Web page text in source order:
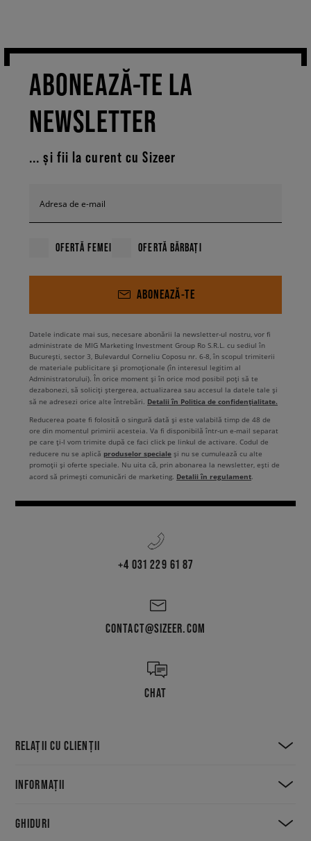
ABONEAZĂ-TE LA
NEWSLETTER
... și fii la curent cu Sizeer
Adresa de e-mail
OFERTĂ FEMEI OFERTĂ BĂRBAȚI
ABONEAZĂ-TE
Datele indicate mai sus, necesare abonării la newsletter-ul nostru, vor fi
administrate de MIG Marketing Investment Group Ro S.R.L. cu sediul în
București, sector 3, Bulevardul Corneliu Coposu nr. 6-8, în scopul trimiterii
de materiale publicitare și promoționale (în interesul legitim al
Administratorului). În orice moment și în orice mod posibil poți să te
dezabonezi, să soliciți ștergerea, actualizarea sau accesul la datele tale și
să ne adresezi orice alte întrebări. Detalii în Politica de confidențialitate.
Reducerea poate fi folosită o singură dată și este valabilă timp de 48 de
ore din momentul primirii acesteia. Va fi disponibilă într-un e-mail separat
pe care ți-l vom trimite după ce faci click pe linkul de activare. Codul de
reducere nu se aplică produselor speciale și nu se cumulează cu alte
promoții și oferte speciale. Nu uita că, prin abonarea la newsletter, ești de
acord să primești comunicări de marketing. Detalii în regulament
+4 031 229 61 87
CONTACT@SIZEER.COM
CHAT
RELAȚII CU CLIENȚII
INFORMAȚII
GHIDURI